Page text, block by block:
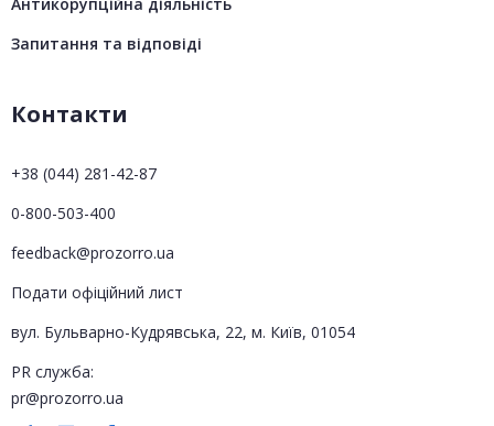
Запитання та відповіді
Контакти
+38 (044) 281-42-87
0-800-503-400
feedback@prozorro.ua
Подати офіційний лист
вул. Бульварно-Кудрявська, 22, м. Київ, 01054
PR служба:
pr@prozorro.ua